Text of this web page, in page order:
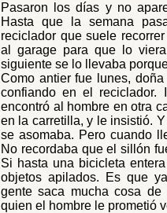
Pasaron los días y no
Hasta que la semana
reciclador que suele
al garage para que lo
siguiente se lo llevaba
Como antier fue lunes,
confiando en el reciclador.
encontró al hombre en otra
en la carretilla, y le insistió.
se asomaba. Pero cuando
No recordaba que el sillón
Si hasta una bicicleta
objetos apilados. Es que
gente saca mucha cosa
quien el hombre le prometió